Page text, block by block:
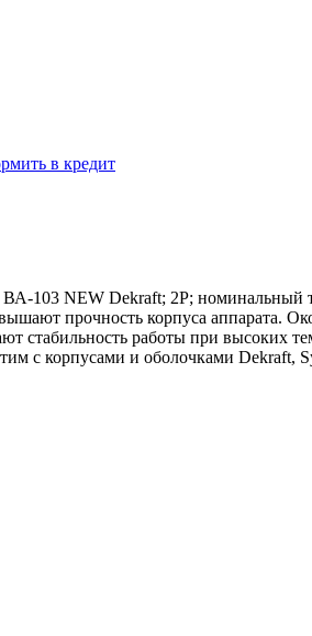
в кредит
103 NEW Dekraft; 2P; номинальный
прочность корпуса аппарата.
стабильность работы при высоких
с корпусами и оболочками Dekraft,